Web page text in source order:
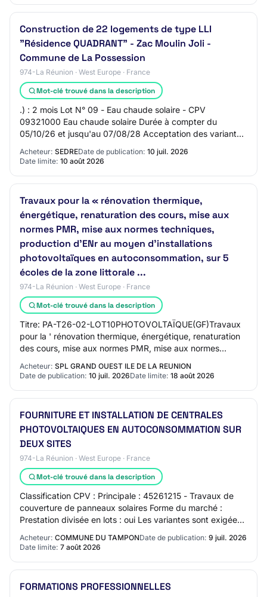
Construction de 22 logements de type LLI
"Résidence QUADRANT" - Zac Moulin Joli -
Commune de La Possession
974-La Réunion · West Europe · France
Mot-clé trouvé dans la description
.) : 2 mois Lot N° 09 - Eau chaude solaire - CPV
09321000 Eau chaude solaire Durée à compter du
05/10/26 et jusqu'au 07/08/28 Acceptation des variantes
Acheteur: SEDREDate de publication: 10 juil. 2026
Date limite: 10 août 2026
Travaux pour la « rénovation thermique,
énergétique, renaturation des cours, mise aux
normes PMR, mise aux normes techniques,
production d'ENr au moyen d'installations
photovoltaïques en autoconsommation, sur 5
écoles de la zone littorale ...
974-La Réunion · West Europe · France
Mot-clé trouvé dans la description
Titre: PA-T26-02-LOT10PHOTOVOLTAÏQUE(GF)Travaux
pour la ' rénovation thermique, énergétique, renaturation
des cours, mise aux normes PMR, mise aux normes
Acheteur: SPL GRAND OUEST ILE DE LA REUNION
Date de publication: 10 juil. 2026Date limite: 18 août 2026
FOURNITURE ET INSTALLATION DE CENTRALES
PHOTOVOLTAIQUES EN AUTOCONSOMMATION SUR
DEUX SITES
974-La Réunion · West Europe · France
Mot-clé trouvé dans la description
Classification CPV : Principale : 45261215 - Travaux de
couverture de panneaux solaires Forme du marché :
Prestation divisée en lots : oui Les variantes sont exigées
Acheteur: COMMUNE DU TAMPONDate de publication: 9 juil. 2026
Date limite: 7 août 2026
FORMATIONS PROFESSIONNELLES